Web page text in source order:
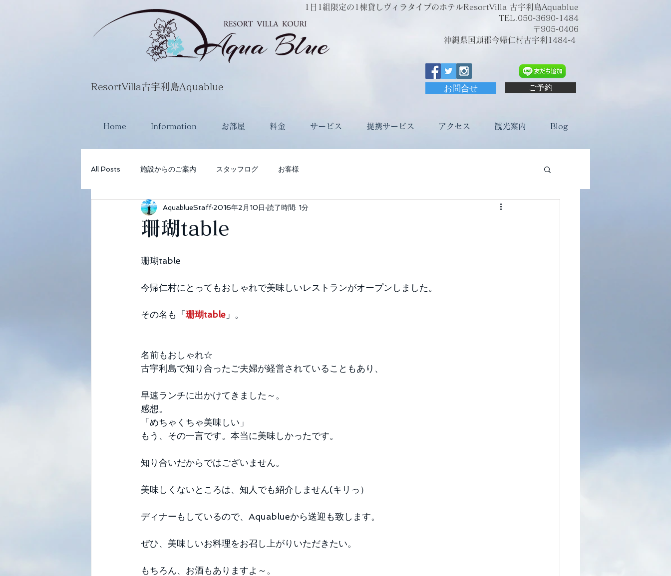
1日1組限定の1棟貸しヴィラタイプのホテルResortVilla 古宇利島Aquablue
TEL.050-3690-1484
〒905-0406
沖縄県国頭郡今帰仁村古宇利1484-4
​ResortVilla古宇利島Aquablue お問合せ ご予約
Home Information お部屋 料金 サービス 提携サービス アクセス 観光案内 Blog
All Posts 施設からのご案内 スタッフログ お客様
珊瑚table
AquablueStaff 2016年2月10日 読了時間: 1分
珊瑚table
今帰仁村にとってもおしゃれで美味しいレストランがオープンしました。
その名も「 珊瑚table 」。
名前もおしゃれ☆
古宇利島で知り合ったご夫婦が経営されていることもあり、
早速ランチに出かけてきました～。
感想。
「めちゃくちゃ美味しい」
もう、その一言です。本当に美味しかったです。
知り合いだからではございません。
美味しくないところは、知人でも紹介しません(キリっ）
ディナーもしているので、Aquablueから送迎も致します。
ぜひ、美味しいお料理をお召し上がりいただきたい。
もちろん、お酒もありますよ～。